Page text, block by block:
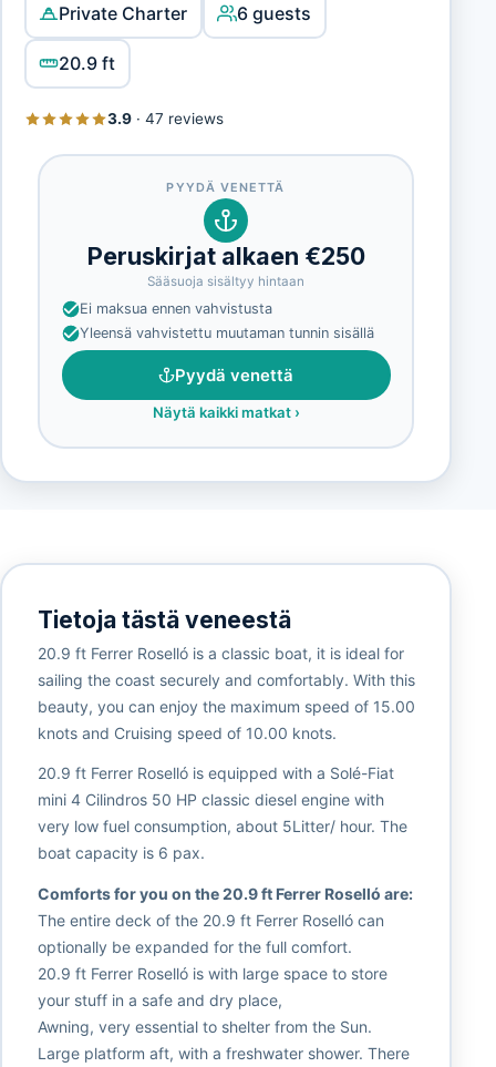
Private Charter 6 guests
20.9 ft
3.9· 47 reviews
PYYDÄ VENETTÄ
Peruskirjat alkaen €250
Sääsuoja sisältyy hintaan
Ei maksua ennen vahvistusta
Yleensä vahvistettu muutaman tunnin sisällä
Pyydä venettä
Näytä kaikki matkat›
Tietoja tästä veneestä
20.9 ft Ferrer Roselló is a classic boat, it is ideal for
sailing the coast securely and comfortably. With this
beauty, you can enjoy the maximum speed of 15.00
knots and Cruising speed of 10.00 knots.
20.9 ft Ferrer Roselló is equipped with a Solé-Fiat
mini 4 Cilindros 50 HP classic diesel engine with
very low fuel consumption, about 5Litter/ hour. The
boat capacity is 6 pax.
Comforts for you on the 20.9 ft Ferrer Roselló are:
The entire deck of the 20.9 ft Ferrer Roselló can
optionally be expanded for the full comfort.
20.9 ft Ferrer Roselló is with large space to store
your stuff in a safe and dry place,
Awning, very essential to shelter from the Sun.
Large platform aft, with a freshwater shower. There